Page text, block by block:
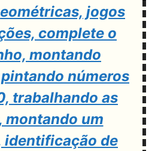
jogos
complete o
montando
números
trabalhando as
montando um
identificação de